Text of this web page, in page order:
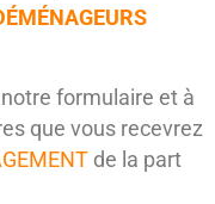
formulaire et à
que vous recevrez
de la part